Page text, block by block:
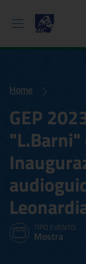
Home
GEP
TIPO EVENTO:
Mostra